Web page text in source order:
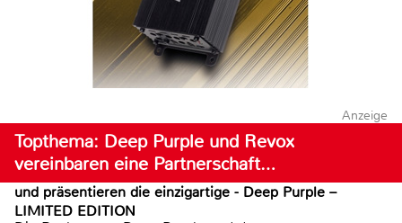
Anzeige
Topthema: Deep Purple und Revox
vereinbaren eine Partnerschaft…
und präsentieren die einzigartige - Deep Purple –
LIMITED EDITION